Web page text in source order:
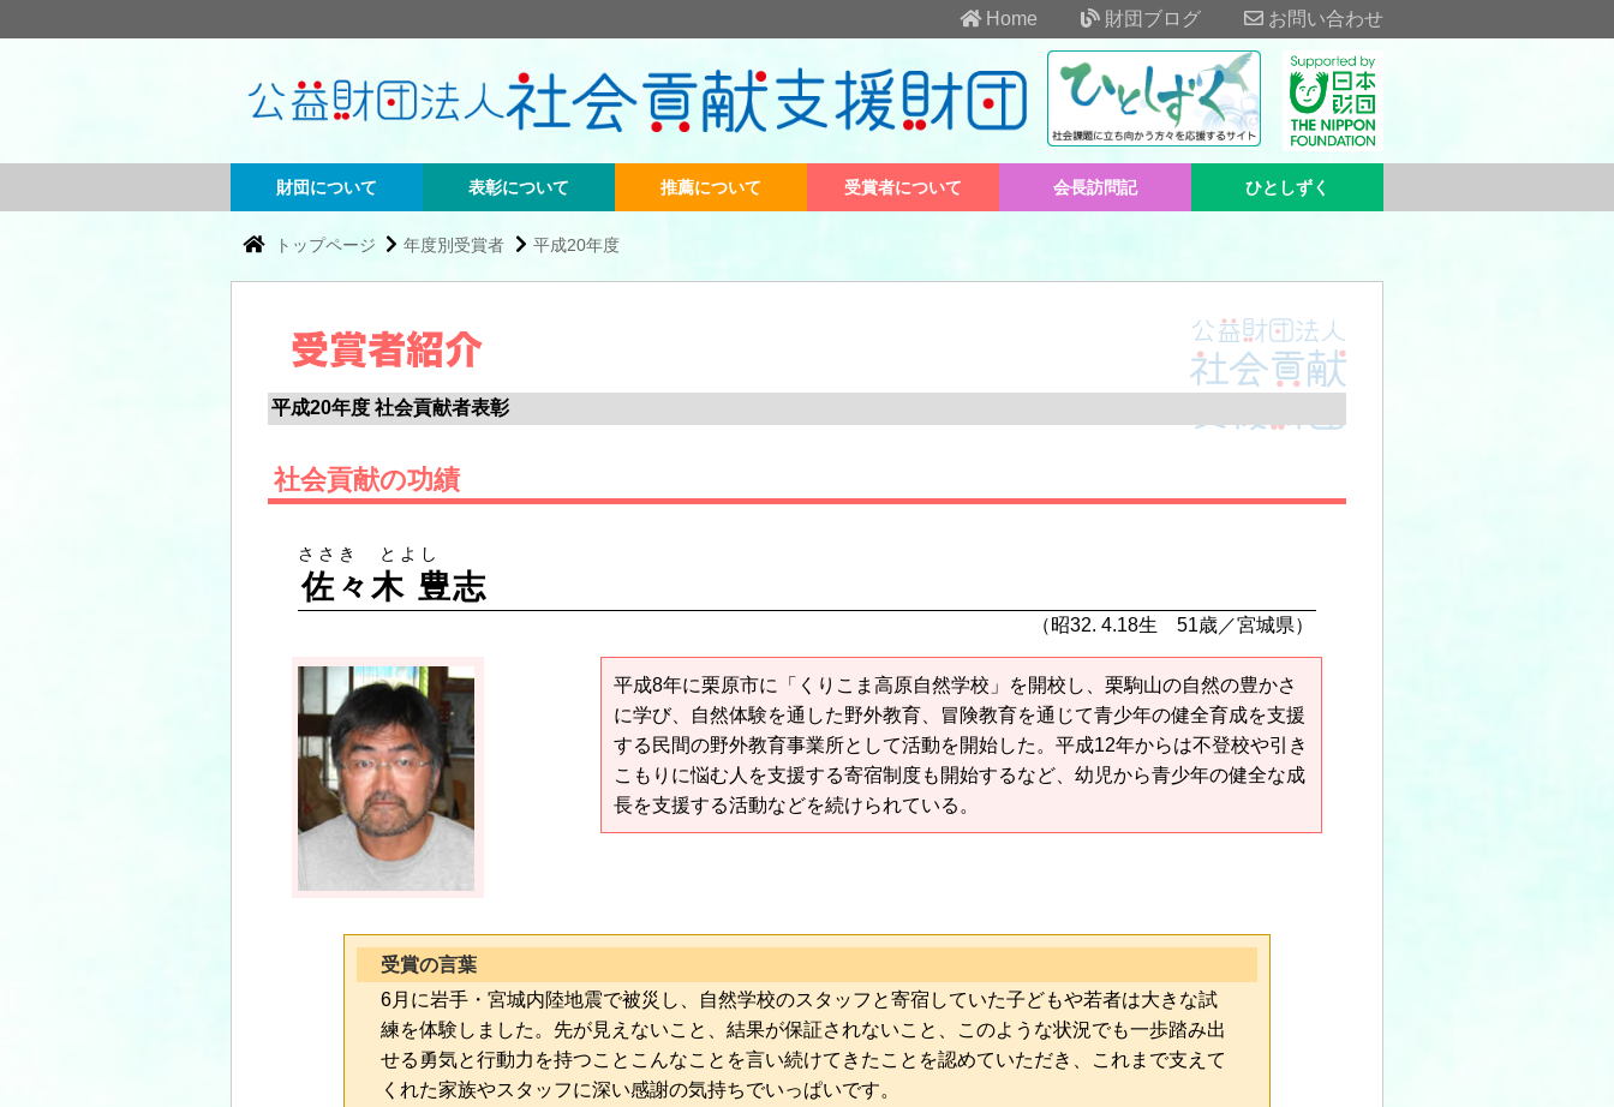
Home 財団ブログ お問い合わせ
財団について 表彰について 推薦について 受賞者について 会長訪問記 ひとしずく
トップページ 年度別受賞者 平成20年度
平成20年度 社会貢献者表彰
社会貢献の功績
ささき とよし
佐々木 豊志
（昭32. 4.18生 51歳／宮城県）
平成8年に栗原市に「くりこま高原自然学校」を開校し、栗駒山の自然の豊かさ
に学び、自然体験を通した野外教育、冒険教育を通じて青少年の健全育成を支援
する民間の野外教育事業所として活動を開始した。平成12年からは不登校や引き
こもりに悩む人を支援する寄宿制度も開始するなど、幼児から青少年の健全な成
長を支援する活動などを続けられている。
受賞の言葉
6月に岩手・宮城内陸地震で被災し、自然学校のスタッフと寄宿していた子どもや若者は大きな試
練を体験しました。先が見えないこと、結果が保証されないこと、このような状況でも一歩踏み出
せる勇気と行動力を持つことこんなことを言い続けてきたことを認めていただき、これまで支えて
くれた家族やスタッフに深い感謝の気持ちでいっぱいです。